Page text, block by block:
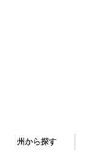
州から探す